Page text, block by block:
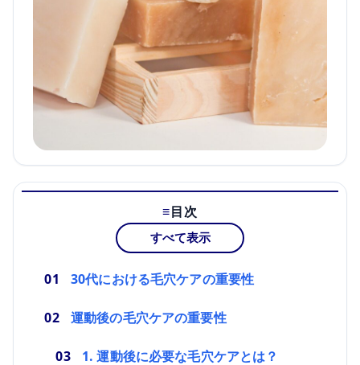
目次
すべて表示
30代における毛穴ケアの重要性
運動後の毛穴ケアの重要性
1. 運動後に必要な毛穴ケアとは？